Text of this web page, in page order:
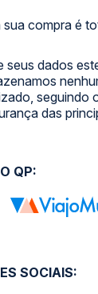
compra é
seus dados
seguindo
das
SOCIAIS:
QP: